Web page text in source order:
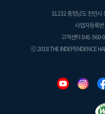
31232 충청남도 천안시
사업자등록
고객센터 041-560-
ⓒ 2018 THE INDEPENDENCE